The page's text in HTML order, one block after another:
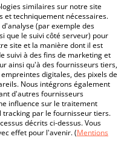
similaires sur notre site
et techniquement nécessaires.
(par exemple des
que le suivi côté serveur) pour
site et la manière dont il est
suivi à des fins de marketing et
ainsi qu'à des fournisseurs tiers,
digitales, des pixels de
Nous intégrons également
d'autres fournisseurs
influence sur le traitement
tracking par le fournisseur tiers.
décrits ci-dessus. Vous
effet pour l'avenir. (Mentions